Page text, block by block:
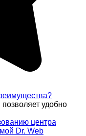
удобно
центра
Dr. Web